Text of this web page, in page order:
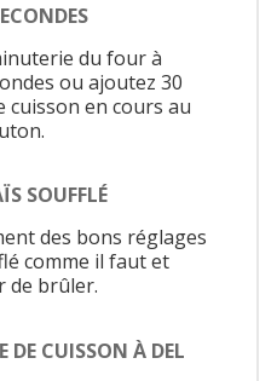
du four à
ou ajoutez 30
cuisson en cours au
SOUFFLÉ
des bons réglages
comme il faut et
de brûler.
DE CUISSON À DEL